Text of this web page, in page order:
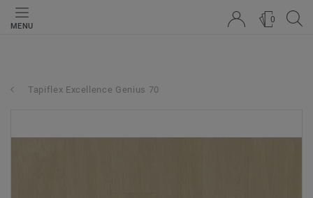
MENU
0
Tapiflex Excellence Genius 70